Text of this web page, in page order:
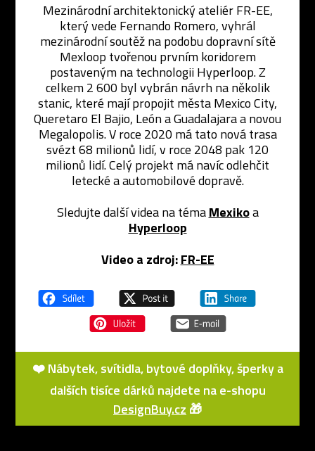
Mezinárodní architektonický ateliér FR-EE,
který vede Fernando Romero, vyhrál
mezinárodní soutěž na podobu dopravní sítě
Mexloop tvořenou prvním koridorem
postaveným na technologii Hyperloop. Z
celkem 2 600 byl vybrán návrh na několik
stanic, které mají propojit města Mexico City,
Queretaro El Bajio, León a Guadalajara a novou
Megalopolis. V roce 2020 má tato nová trasa
svézt 68 milionů lidí, v roce 2048 pak 120
milionů lidí. Celý projekt má navíc odlehčit
letecké a automobilové dopravě.
Sledujte další videa na témaMexikoa
Hyperloop
Video a zdroj: FR-EE
❤️ Nábytek, svítidla, bytové doplňky, šperky a
dalších tisíce dárků najdete na e-shopu
DesignBuy.cz 🎁